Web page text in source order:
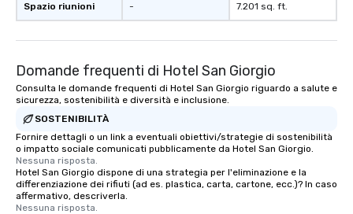
Spazio riunioni - 7.201 sq. ft.
Domande frequenti di Hotel San Giorgio
Consulta le domande frequenti di Hotel San Giorgio riguardo a salute e
sicurezza, sostenibilità e diversità e inclusione.
SOSTENIBILITÀ
Fornire dettagli o un link a eventuali obiettivi/strategie di sostenibilità
o impatto sociale comunicati pubblicamente da Hotel San Giorgio.
Nessuna risposta.
Hotel San Giorgio dispone di una strategia per l'eliminazione e la
differenziazione dei rifiuti (ad es. plastica, carta, cartone, ecc.)? In caso
affermativo, descriverla.
Nessuna risposta.